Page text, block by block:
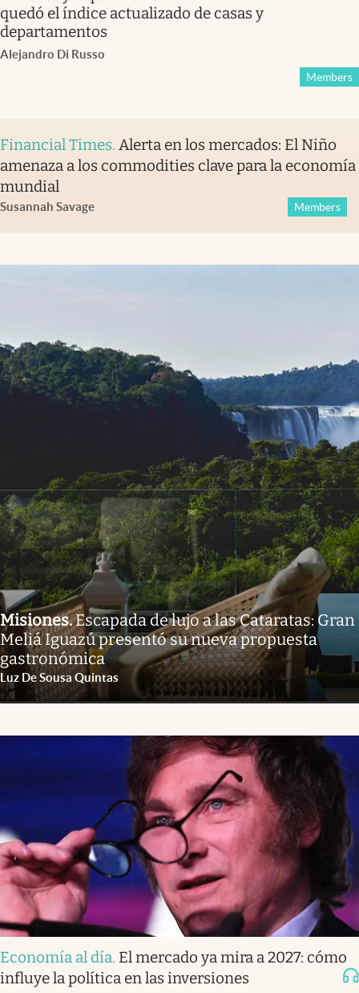
quedó el índice actualizado de casas y
departamentos
Alejandro Di Russo
Members
Financial Times. Alerta en los mercados: El Niño
amenaza a los commodities clave para la economía
mundial
Susannah Savage Members
Misiones.Escapada de lujo a las Cataratas: Gran
Meliá Iguazú presentó su nueva propuesta
gastronómica
Luz De Sousa Quintas
Economía al día. El mercado ya mira a 2027: cómo
influye la política en las inversiones